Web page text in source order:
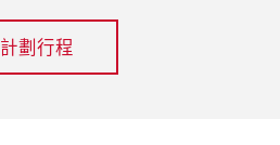
計劃行程